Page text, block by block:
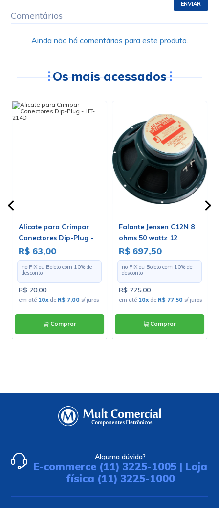
ENVIAR
Comentários
Ainda não há comentários para este produto.
Os mais acessados
Alicate para Crimpar
Conectores Dip-Plug -
HT-214D
R$ 63,00
no PIX ou Boleto com 10% de
desconto
R$ 70,00
em até 10xde R$ 7,00 s/ juros
Comprar
Falante Jensen C12N 8
ohms 50 wattz 12
polegadas - ZJ06141
R$ 697,50
no PIX ou Boleto com 10% de
desconto
R$ 775,00
em até 10xde R$ 77,50 s/ juros
Comprar
Alguma dúvida?
E-commerce (11) 3225-1005 | Loja
física (11) 3225-1000